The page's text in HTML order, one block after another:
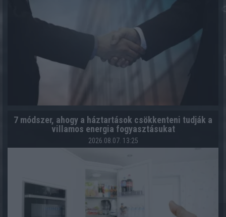
7 módszer, ahogy a háztartások csökkenteni tudják a
villamos energia fogyasztásukat
2026.08.07. 13:25